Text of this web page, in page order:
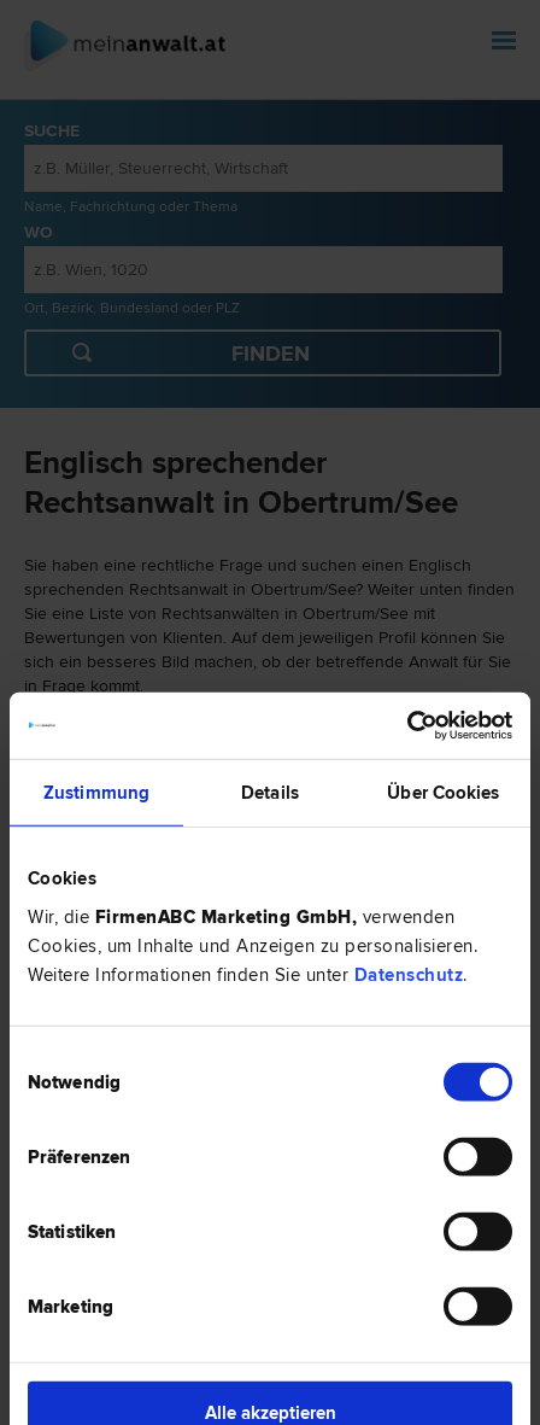
Zustimmung Details Über Cookies
Cookies
Wir, die FirmenABC Marketing GmbH, verwenden
Cookies, um Inhalte und Anzeigen zu personalisieren.
Weitere Informationen finden Sie unter Datenschutz.
Notwendig
Präferenzen
Statistiken
Marketing
Alle akzeptieren
SUCHE
Name, Fachrichtung oder Thema
WO
Ort, Bezirk, Bundesland oder PLZ
Englisch sprechender
Rechtsanwalt in Obertrum/See
Sie haben eine rechtliche Frage und suchen einen Englisch
sprechenden Rechtsanwalt in Obertrum/See? Weiter unten finden
Sie eine Liste von Rechtsanwälten in Obertrum/See mit
Bewertungen von Klienten. Auf dem jeweiligen Profil können Sie
sich ein besseres Bild machen, ob der betreffende Anwalt für Sie
in Frage kommt.
Falls Sie einen Rechtsanwalt in Obertrum/See mit einer
bestimmten Spezialisierung suchen, finden Sie hier eine Auswahl
von Rechtsbereichen:
Englisch in Obertrum/See
Mag. Christian KRAS